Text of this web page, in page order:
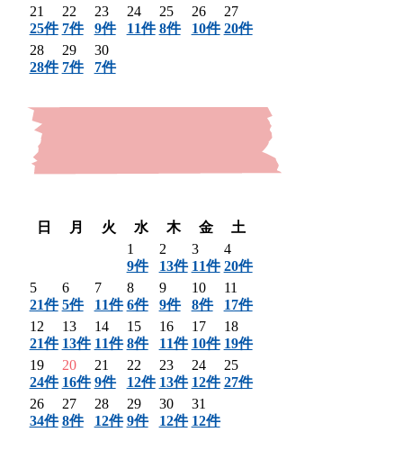
21
25件
22
7件
23
9件
24
11件
25
8件
26
10件
27
20件
28
28件
29
7件
30
7件
日
月 火 水 木 金
土
1
9件
2
13件
3
11件
4
20件
5
21件
6
5件
7
11件
8
6件
9
9件
10
8件
11
17件
12
21件
13
13件
14
11件
15
8件
16
11件
17
10件
18
19件
19
24件
20
16件
21
9件
22
12件
23
13件
24
12件
25
27件
26
34件
27
8件
28
12件
29
9件
30
12件
31
12件